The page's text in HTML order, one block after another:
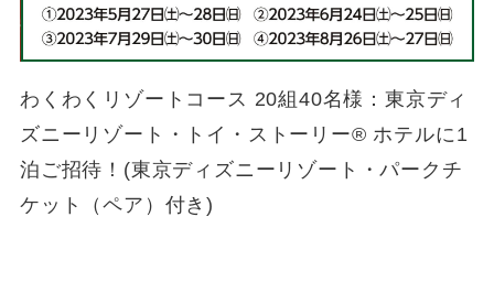
わくわくリゾートコース 20組40名様：東京ディ
ズニーリゾート・トイ・ストーリー® ホテルに1
泊ご招待！(東京ディズニーリゾート・パークチ
ケット（ペア）付き)